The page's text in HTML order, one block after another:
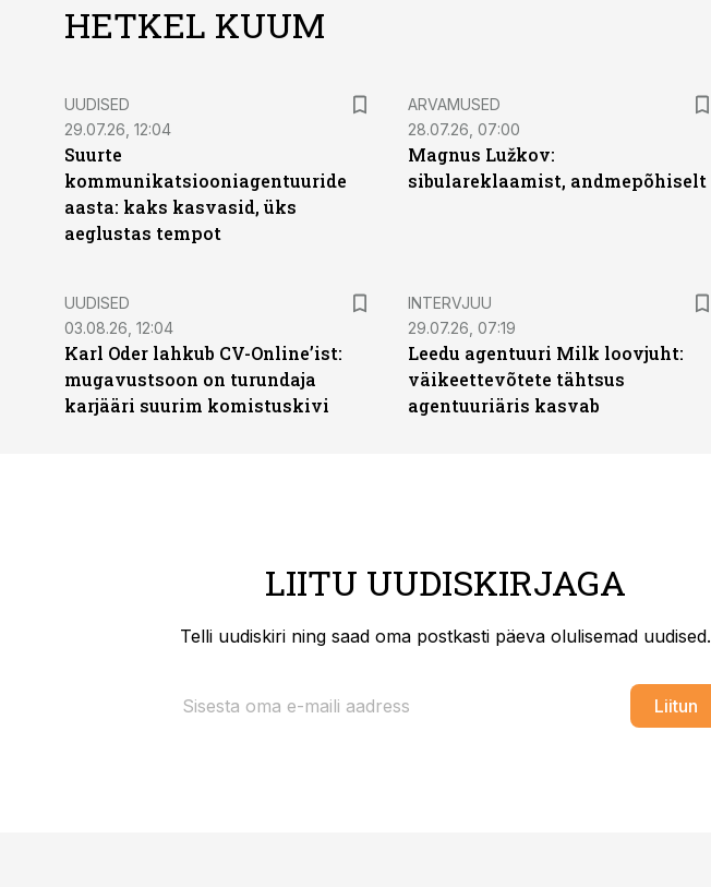
HETKEL KUUM
UUDISED
29.07.26, 12:04
Suurte
kommunikatsiooniagentuuride
aasta: kaks kasvasid, üks
aeglustas tempot
ARVAMUSED
28.07.26, 07:00
Magnus Lužkov:
sibulareklaamist, andmepõhiselt
UUDISED
03.08.26, 12:04
Karl Oder lahkub CV-Online’ist:
mugavustsoon on turundaja
karjääri suurim komistuskivi
INTERVJUU
29.07.26, 07:19
Leedu agentuuri Milk loovjuht:
väikeettevõtete tähtsus
agentuuriäris kasvab
LIITU UUDISKIRJAGA
Telli uudiskiri ning saad oma postkasti päeva olulisemad uudised.
Liitun